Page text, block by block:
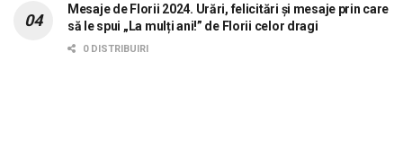
Mesaje de Florii 2024. Urări, felicitări și mesaje prin care
să le spui „La mulți ani!” de Florii celor dragi
0 DISTRIBUIRI